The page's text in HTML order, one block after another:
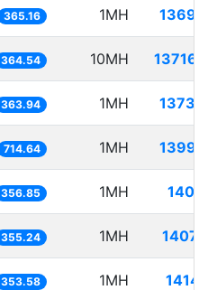
365.16 1MH
364.54 10MH
363.94 1MH
714.64 1MH
356.85 1MH
355.24 1MH
353.58 1MH